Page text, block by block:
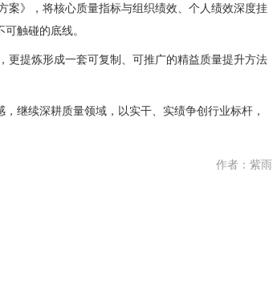
案》，将核心质量指标与组织绩效、个人绩效深度挂
触碰的底线。
更提炼形成一套可复制、可推广的精益质量提升方法
继续深耕质量领域，以实干、实绩争创行业标杆，
作者： 紫雨